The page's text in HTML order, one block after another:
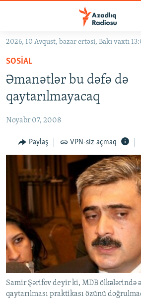
Əsas
qayıt
Əsas
naviqasiyaya
qayıt
Axtarışa
GÜNDƏM
KORRUPSIOMETR
#ƏSLINDƏ
FƏRQƏ BAX
QANUNI DOĞRU
MULTIMEDIA
FOTOQALEREYA
İNFOQRAFIKA
KARIKATURA
RADIO ARXIV
OXU ZALI
AZƏRBAYCAN ƏDƏBIYYATI KITABXANASI
İSLAM VƏ DEMOKRATIYA
İZ - MƏDƏNIYYƏT PROQRAMI
HAQQIMIZDA
MISSIYAMIZ
PEŞƏ ETIKASI VƏ JURNALISTIKA
MATERIALLARIMIZDAN ISTIFADƏ
AZADLIQRADIOSU MOBIL TELEFONUNUZDA
BIZI IZLƏ
RFE/RL-in bütün saytları
2026, 10 Avqust, bazar ertəsi, Bakı vaxtı
SOSIAL
Əmanətlər bu dəfə də
qaytarılmayacaq
Noyabr 07, 2008
Paylaş VPN-siz açmaq
Samir Şərifov deyir ki, MDB ölkələrində
qaytarılması praktikası özünü